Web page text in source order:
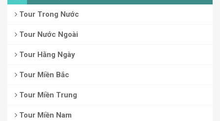
Tour Trong Nước
Tour Nước Ngoài
Tour Hằng Ngày
Tour Miền Bắc
Tour Miền Trung
Tour Miền Nam